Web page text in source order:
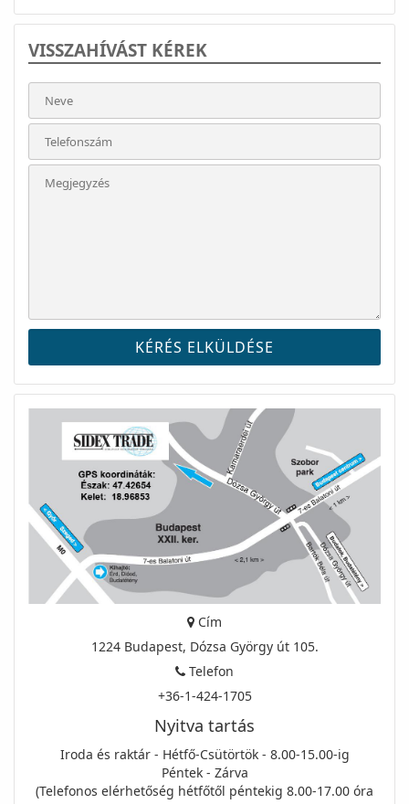
VISSZAHÍVÁST KÉREK
Cím
1224 Budapest, Dózsa György út 105.
Telefon
+36-1-424-1705
Nyitva tartás
Iroda és raktár - Hétfő-Csütörtök - 8.00-15.00-ig
Péntek - Zárva
(Telefonos elérhetőség hétfőtől péntekig 8.00-17.00 óra